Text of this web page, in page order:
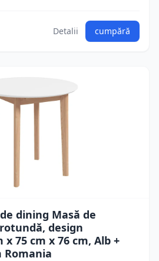
Detalii cumpără
dining Masă de
design
x 75 cm x 76 cm, Alb +